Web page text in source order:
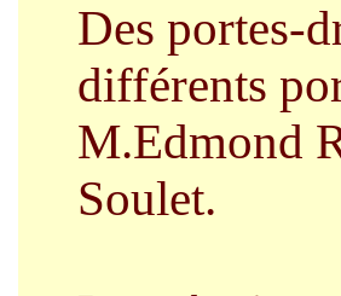
Des portes-
différents
M.Edmond
Soulet.